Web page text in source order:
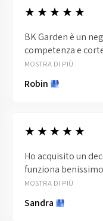
5
★★★★★
BK Garden è un
competenza e
MOSTRA DI PIÙ
Robin
5
★★★★★
Ho acquisito un
funziona
MOSTRA DI PIÙ
Sandra